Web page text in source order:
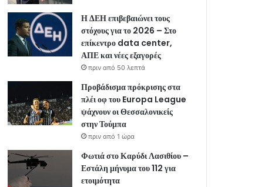
Η ΔΕΗ επιβεβαιώνει τους
στόχους για το 2026 – Στο
επίκεντρο data center,
ΑΠΕ και νέες εξαγορές
πριν από 50 λεπτά
Προβάδισμα πρόκρισης στα
πλέι οφ του Europa League
ψάχνουν οι Θεσσαλονικείς
στην Τούμπα
πριν από 1 ώρα
Φωτιά στο Καρύδι Λασιθίου –
Εστάλη μήνυμα του 112 για
ετοιμότητα